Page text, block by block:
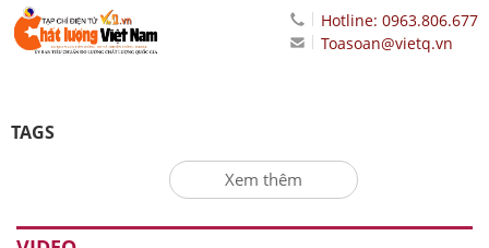
Hotline: 0963.806.677
Toasoan@vietq.vn
TAGS
Xem thêm